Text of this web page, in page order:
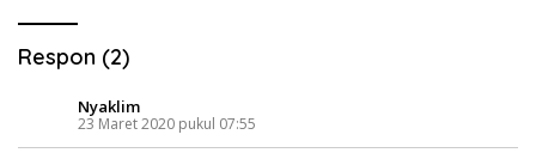
Respon (2)
Nyaklim
23 Maret 2020 pukul 07:55